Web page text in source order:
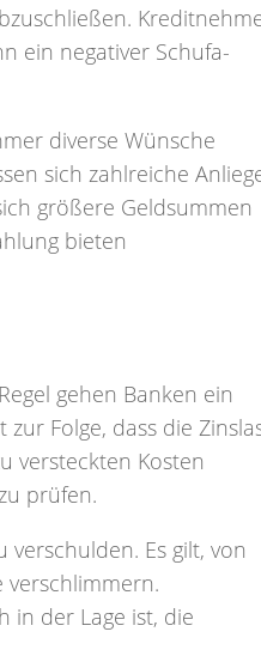
ein negativer Schufa-
diverse Wünsche
sich zahlreiche
größere Geldsummen
bieten
gehen Banken ein
Folge, dass die
versteckten Kosten
prüfen.
Es gilt, von
verschlimmern.
in der Lage ist, die